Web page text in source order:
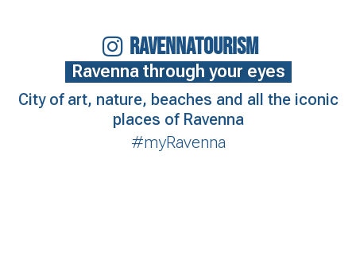
RAVENNATOURISM
Ravenna through your eyes
City of art, nature, beaches and all the iconic
places of Ravenna
#myRavenna